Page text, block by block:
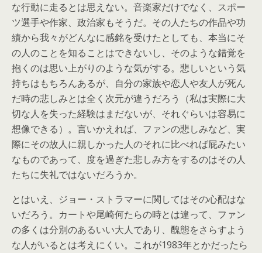
な行動に走るとは思えない。音楽家だけでなく、スポー
ツ選手や作家、政治家もそうだ。その人たちの作品や功
績から我々がどんなに感銘を受けたとしても、本当にそ
の人のことを知ることはできないし、そのような錯覚を
抱くのは思い上がりのような気がする。悲しいという気
持ちはもちろんあるが、自分の家族や恋人や友人が死ん
だ時の悲しみとは全く次元が違うだろう（私は実際に大
切な人を失った経験はまだないが、それぐらいは容易に
想像できる）。言いかえれば、ファンの悲しみなど、実
際にその故人に親しかった人のそれに比べれば屁みたい
なものであって、度を過ぎた悲しみ方をするのはその人
たちに失礼ではないだろうか。
とはいえ、ジョー・ストラマーに関してはその心配はな
いだろう。カートや尾崎何たらの時とは違って、ファン
の多くは分別のあるいい大人であり、醜態をさらすよう
な人がいるとは考えにくい。これが1983年とかだったら